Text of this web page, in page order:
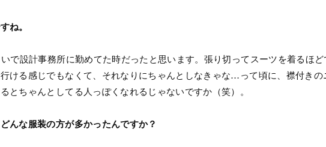
ね。
で設計事務所に勤めてた時だったと思います。張り切ってスーツを着るほど
ける感じでもなくて、それなりにちゃんとしなきゃな…って頃に、襟付きの
とちゃんとしてる人っぽくなれるじゃないですか（笑）。
んな服装の方が多かったんですか？